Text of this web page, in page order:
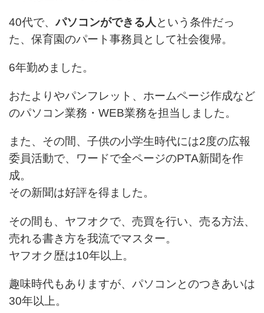
40代で、パソコンができる人 という条件だっ
た、保育園のパート事務員として社会復帰。
6年勤めました。
おたよりやパンフレット、ホームページ作成など
のパソコン業務・WEB業務を担当しました。
また、その間、子供の小学生時代には2度の広報
委員活動で、ワードで全ページのPTA新聞を作
成。
その新聞は好評を得ました。
その間も、ヤフオクで、売買を行い、売る方法、
売れる書き方を我流でマスター。
ヤフオク歴は10年以上。
趣味時代もありますが、パソコンとのつきあいは
30年以上。